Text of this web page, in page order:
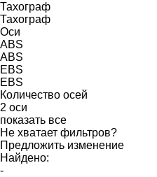
Тахограф
Тахограф
Оси
ABS
ABS
EBS
EBS
Количество осей
2 оси
показать все
Не хватает фильтров?
Предложить изменение
Найдено:
-